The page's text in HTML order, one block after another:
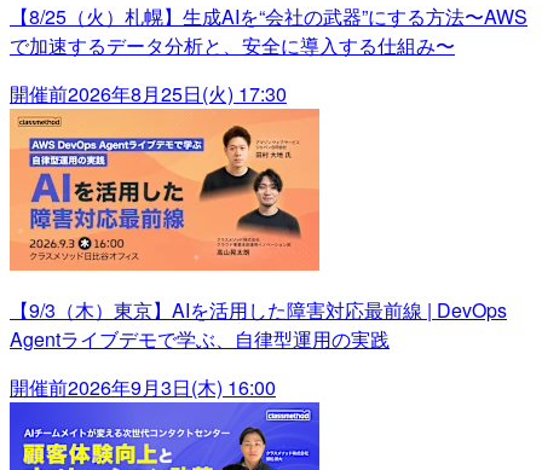
【8/25（火）札幌】生成AIを“会社の武器”にする方法〜AWS
で加速するデータ分析と、安全に導入する仕組み〜
開催前2026年8月25日(火) 17:30
【9/3（木）東京】AIを活用した障害対応最前線 | DevOps
Agentライブデモで学ぶ、自律型運用の実践
開催前2026年9月3日(木) 16:00